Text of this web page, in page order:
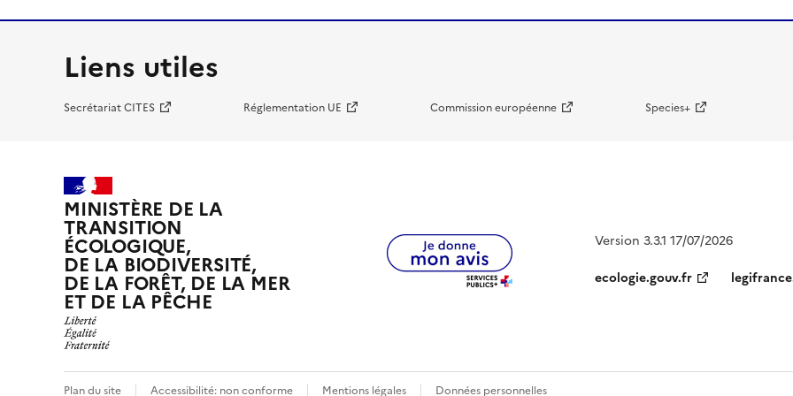
Liens utiles
Secrétariat CITES Réglementation UE Commission européenne Species+
MINISTÈRE DE LA
TRANSITION
ÉCOLOGIQUE,
DE LA BIODIVERSITÉ,
DE LA FORÊT, DE LA MER
ET DE LA PÊCHE
Version 3.3.1 17/07/2026
ecologie.gouv.fr
Plan du site Accessibilité: non conforme Mentions légales Données personnelles